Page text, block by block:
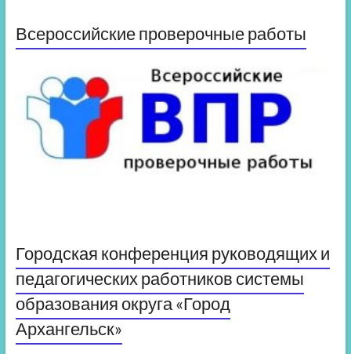
Всероссийские проверочные работы
Городская конференция руководящих и
педагогических работников системы
образования округа «Город
Архангельск»